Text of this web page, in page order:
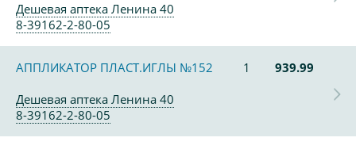
Дешевая аптека Ленина 40
8-39162-2-80-05
АППЛИКАТОР ПЛАСТ.ИГЛЫ №152 1
939.99
Дешевая аптека Ленина 40
8-39162-2-80-05